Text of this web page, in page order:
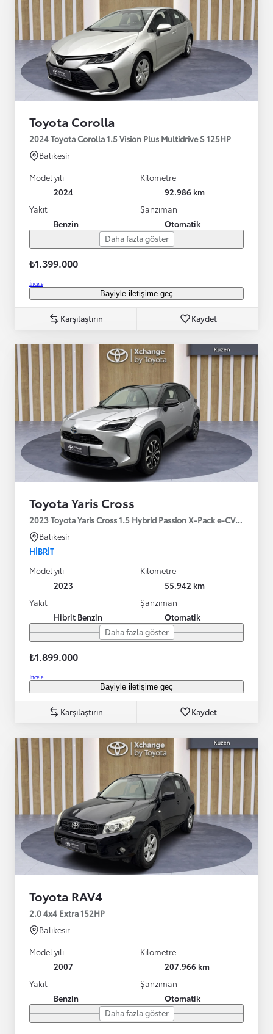
Toyota Corolla
2024 Toyota Corolla 1.5 Vision Plus Multidrive S 125HP
Balıkesir
Model yılı
2024
Kilometre
92.986 km
Yakıt
Benzin
Şanzıman
Otomatik
Daha fazla göster
₺1.399.000
İncele
Bayiyle iletişime geç
Karşılaştırın Kaydet
Toyota Yaris Cross
2023 Toyota Yaris Cross 1.5 Hybrid Passion X-Pack e-CVT 116HP
Balıkesir
HIBRIT
Model yılı
2023
Kilometre
55.942 km
Yakıt
Hibrit Benzin
Şanzıman
Otomatik
Daha fazla göster
₺1.899.000
İncele
Bayiyle iletişime geç
Karşılaştırın Kaydet
Toyota RAV4
2.0 4x4 Extra 152HP
Balıkesir
Model yılı
2007
Kilometre
207.966 km
Yakıt
Benzin
Şanzıman
Otomatik
Daha fazla göster